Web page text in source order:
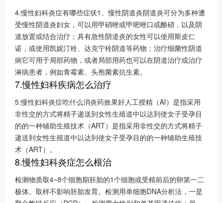
4.慢性妇科炎症有哪些症状1、慢性阴道炎阴道炎可分为多种遭
受慢性阴道炎妇女，可以用甲硝唑或甲嘧唑口或酪硝，以及阴
道放置或结合治疗；具有急性阴道炎的女性可以使用斯皮仁
诺，或使用凯妮汀栓、达克宁栓阴道等药物；治疗细菌性阴道
病它可用于局部药物，或者局部用药也可以在阴道治疗或治疗
淋病患者，例如青霉素、头孢菌素抗生素。
7.慢性妇科疾病怎么治疗
5.慢性妇科炎症吃什么消炎药效果好人工授精（AI）是指采用
非性交的方式将精子递送到女性生殖道中以达到使女子受孕目
的的一种辅助生殖技术（ART）是指采用非性交的方式将精子
递送到女性生殖道中以达到使女子受孕目的的一种辅助生殖技
术（ART）。
8.慢性妇科炎症怎么根治
检测物质取4~8个细胞期胚胎的1个细胞或受精前后的卵第一二
极体。取样不影响胚胎发育。检测用单细胞DNA分析法，一是